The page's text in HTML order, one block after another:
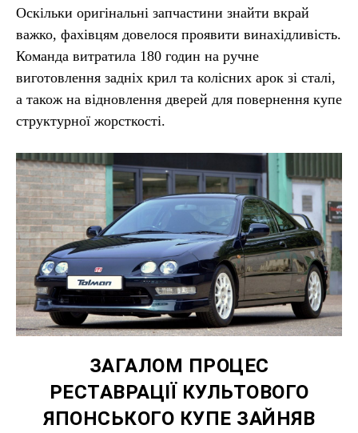
Оскільки оригінальні запчастини знайти вкрай
важко, фахівцям довелося проявити винахідливість.
Команда витратила 180 годин на ручне
виготовлення задніх крил та колісних арок зі сталі,
а також на відновлення дверей для повернення купе
структурної жорсткості.
ЗАГАЛОМ ПРОЦЕС
РЕСТАВРАЦІЇ КУЛЬТОВОГО
ЯПОНСЬКОГО КУПЕ ЗАЙНЯВ